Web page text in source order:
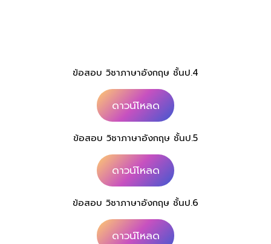
ข้อสอบ วิชาภาษาอังกฤษ ชั้นป.4
ดาวน์โหลด
ข้อสอบ วิชาภาษาอังกฤษ ชั้นป.5
ดาวน์โหลด
ข้อสอบ วิชาภาษาอังกฤษ ชั้นป.6
ดาวน์โหลด